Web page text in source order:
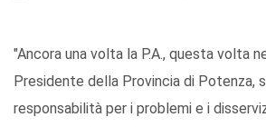
"Ancora una volta la P.A., questa volta
Presidente della Provincia di Potenza,
responsabilità per i problemi e i